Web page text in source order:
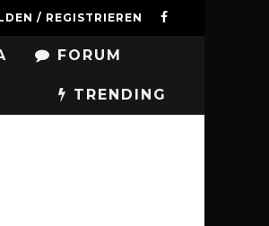
/ REGISTRIEREN
FORUM
TRENDING